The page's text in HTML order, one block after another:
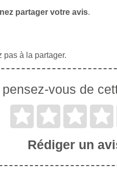
partager votre avis.
pas à la partager.
pensez-vous de
Rédiger un